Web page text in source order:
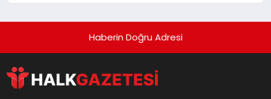
Haberin Doğru Adresi